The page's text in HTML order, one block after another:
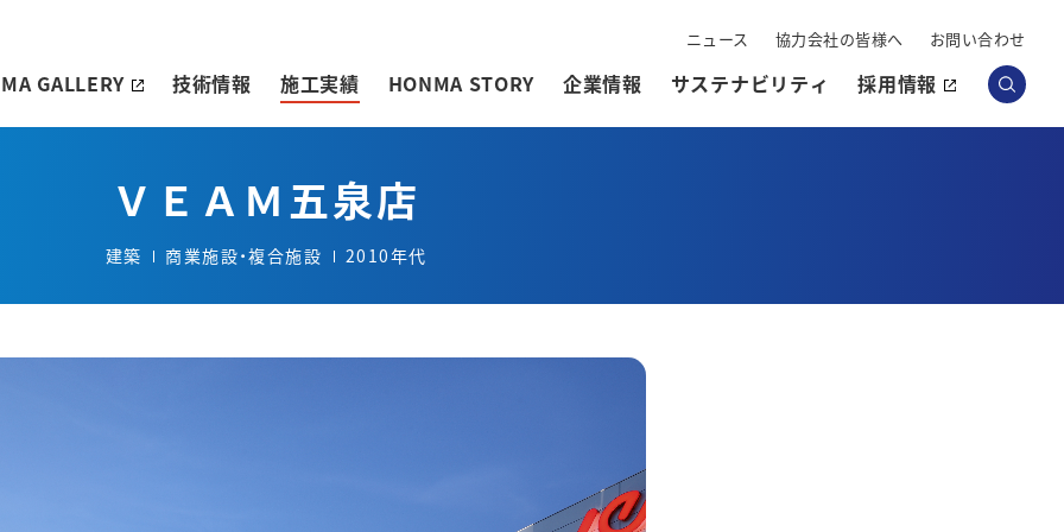
GALLERY 技術情報 施工実績 HONMA STORY 企業情報 サステナビリティ 採用情報
ニュース 協力会社の皆様へ お問い合わせ
ＶＥＡＭ五泉店
建築 商業施設・複合施設 2010年代